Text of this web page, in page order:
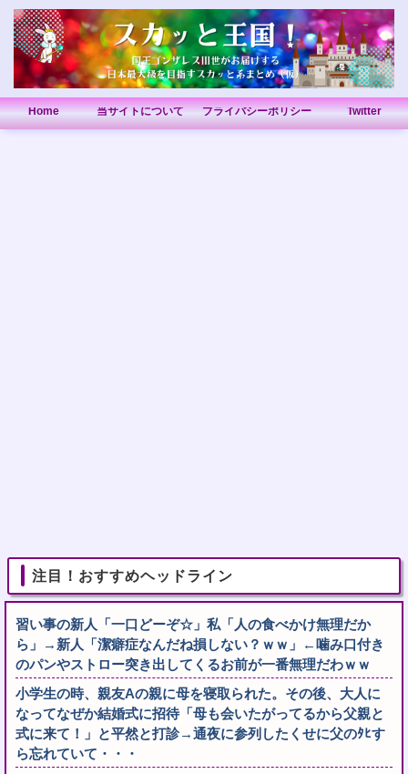
Home 当サイトについて プライバシーポリシー Twitter
注目！おすすめヘッドライン
習い事の新人「一口どーぞ☆」私「人の食べかけ無理だか
ら」→新人「潔癖症なんだね損しない？ｗｗ」←噛み口付き
のパンやストロー突き出してくるお前が一番無理だわｗｗ
小学生の時、親友Aの親に母を寝取られた。その後、大人に
なってなぜか結婚式に招待「母も会いたがってるから父親と
式に来て！」と平然と打診→通夜に参列したくせに父のﾀﾋす
ら忘れていて・・・